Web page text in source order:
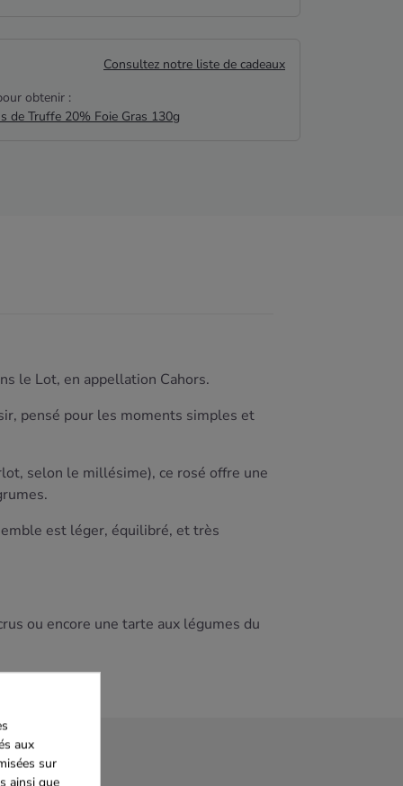
Consultez notre liste de cadeaux
obtenir :
de Truffe 20% Foie Gras 130g
le Lot, en appellation Cahors.
pensé pour les moments simples et
selon le millésime), ce rosé offre une
est léger, équilibré, et très
ou encore une tarte aux légumes du
aux
sur
ainsi que